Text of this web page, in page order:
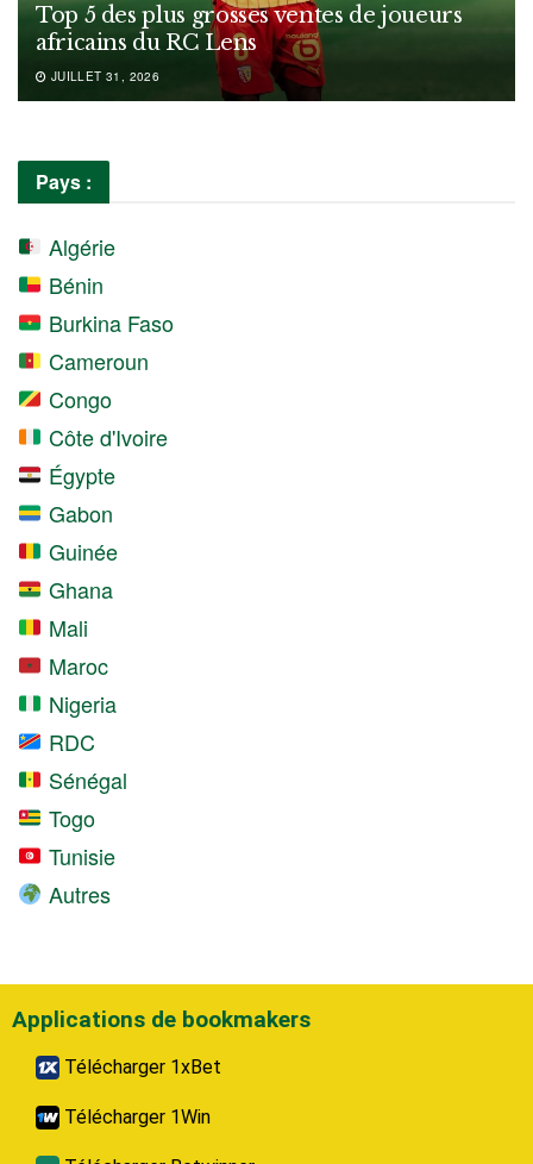
Top 5 des plus grosses ventes de joueurs
africains du RC Lens
JUILLET 31, 2026
Pays :
Algérie
Bénin
Burkina Faso
Cameroun
Congo
Côte d'Ivoire
Égypte
Gabon
Guinée
Ghana
Mali
Maroc
Nigeria
RDC
Sénégal
Togo
Tunisie
Autres
Applications de bookmakers
Télécharger 1xBet
Télécharger 1Win